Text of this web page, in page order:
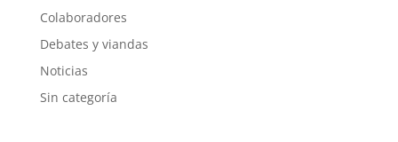
Colaboradores
Debates y viandas
Noticias
Sin categoría